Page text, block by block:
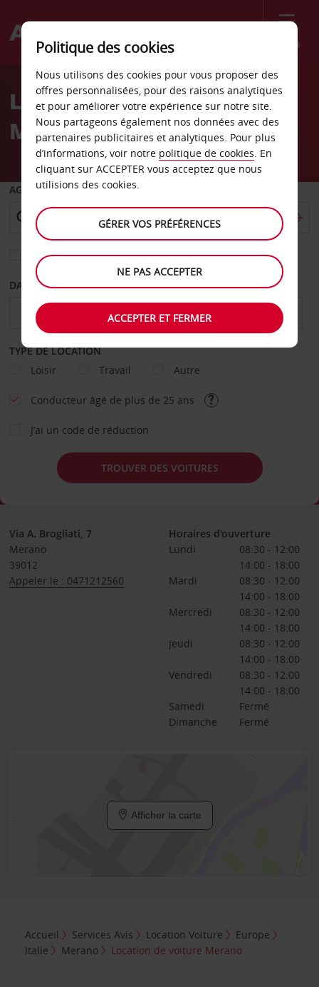
Menu
Welcome
AvisLocation de voiture
Merano
AGENCE DE DÉPART
Sélectionnez une autre agence de retour
DATE DE DÉPART DATE DE RETOUR
TYPE DE LOCATION
Loisir
Travail Autre
Conducteur âgé de plus de 25 ans
J’ai un code de réduction
TROUVER DES VOITURES
Via A. Brogliati, 7
Merano
39012
Appeler le : 0471212560
Horaires d'ouverture
Lundi
08:30 - 12:00
14:00 - 18:00
Mardi
08:30 - 12:00
14:00 - 18:00
Mercredi
08:30 - 12:00
14:00 - 18:00
Jeudi
08:30 - 12:00
14:00 - 18:00
Vendredi
08:30 - 12:00
14:00 - 18:00
Samedi
Fermé
Dimanche
Fermé
Afficher la carte
Accueil Services Avis Location Voiture
Europe
Italie
Merano Location de voiture Merano
Politique des cookies
Nous utilisons des cookies pour vous proposer des
offres personnalisées, pour des raisons analytiques
et pour améliorer votre expérience sur notre site.
Nous partageons également nos données avec des
partenaires publicitaires et analytiques. Pour plus
d’informations, voir notre politique de cookies. En
cliquant sur ACCEPTER vous acceptez que nous
utilisions des cookies.
GÉRER VOS PRÉFÉRENCES
NE PAS ACCEPTER
ACCEPTER ET FERMER